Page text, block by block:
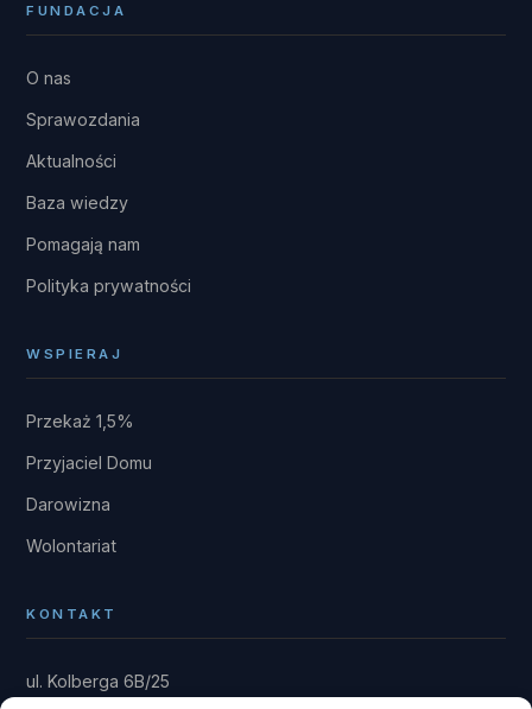
FUNDACJA
O nas
Sprawozdania
Aktualności
Baza wiedzy
Pomagają nam
Polityka prywatności
WSPIERAJ
Przekaż 1,5%
Przyjaciel Domu
Darowizna
Wolontariat
KONTAKT
ul. Kolberga 6B/25